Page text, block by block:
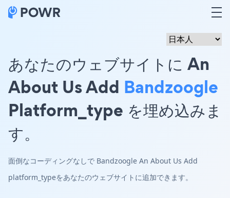
あなたのウェブサイトに An
About Us Add Bandzoogle
Platform_type を埋め込みま
す。
面倒なコーディングなしで Bandzoogle An About Us Add
platform_typeをあなたのウェブサイトに追加できます。